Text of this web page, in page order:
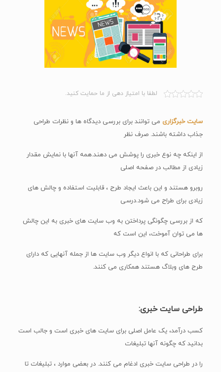
لطفا با امتیاز دهی از ما حمایت کنید.
سایت خبرگزاری می توانند برای بررسی دیدگاه ها و نظرات طراحی
جذاب داشته باشند. صرف نظر
از اینکه چه نوع خبری را پوشش می دهند.همه آنها با نمایش مقدار
زیادی از مطالب در صفحه اصلی
روبرو هستند و این باعث ایجاد طرح ، قابلیت استفاده و چالش های
زیادی برای طراح می شود.درسی
که از بررسی چگونگی پرداختن به وب سایت های خبری به این چالش
ها می توان آموخت، این است که
برای طراحانی که با انواع دیگر وب سایت ها از جمله آنهایی که دارای
طرح های وبلاگ هستند همکاری می کنند.
طراحی سایت خبری:
کسب درآمد، یک عامل اصلی برای سایت های خبری است و جالب است
بدانید که چگونه آنها تبلیغات
را در طراحی سایت خبری ادغام می کنند. در بعضی موارد ، تبلیغات تا